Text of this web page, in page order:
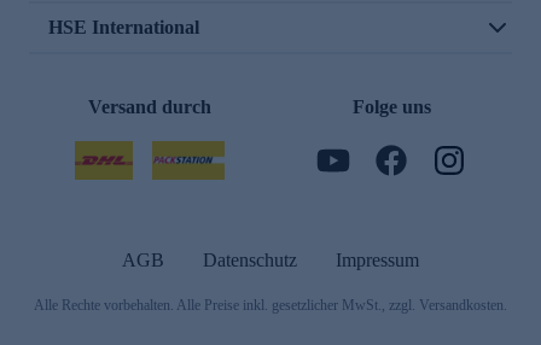
HSE International
Versand durch Folge uns
AGB Datenschutz Impressum
Alle Rechte vorbehalten. Alle Preise inkl. gesetzlicher MwSt., zzgl. Versandkosten.